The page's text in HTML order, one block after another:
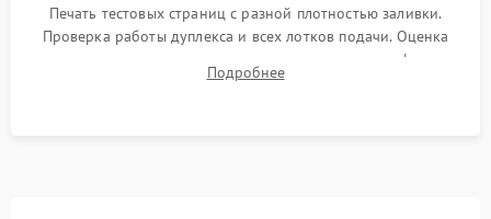
Печать тестовых страниц с разной плотностью заливки.
Проверка работы дуплекса и всех лотков подачи. Оценка
качества запекания тонера и полное отсутствие дефектов
изображения перед выдачей готового устройства.
Подробнее